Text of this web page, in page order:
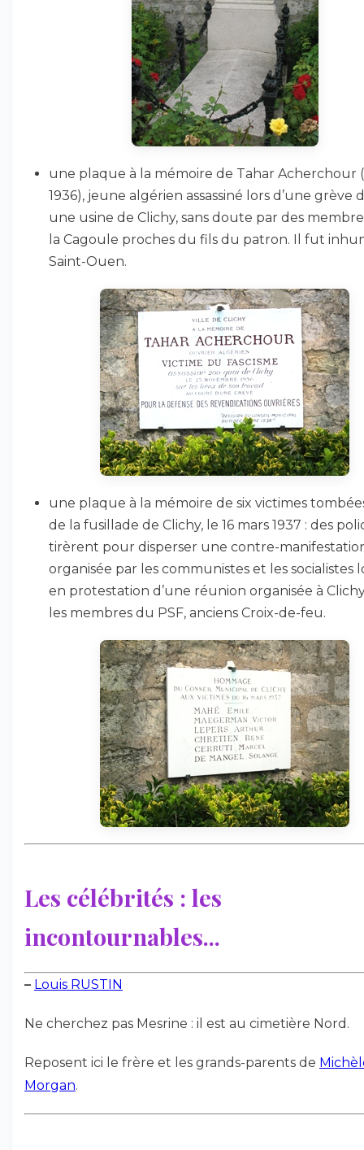
une plaque à la mémoire de Tahar Acherchour
1936), jeune algérien assassiné lors d’une grève
une usine de Clichy, sans doute par des
la Cagoule proches du fils du patron. Il fut
Saint-Ouen.
une plaque à la mémoire de six victimes
de la fusillade de Clichy, le 16 mars 1937 : des
tirèrent pour disperser une contre-
organisée par les communistes et les socialistes
en protestation d’une réunion organisée à
les membres du PSF, anciens Croix-de-feu.
Les célébrités : les
incontournables...
– Louis RUSTIN
Ne cherchez pas Mesrine : il est au cimetière Nord.
Reposent ici le frère et les grands-parents de
Morgan.